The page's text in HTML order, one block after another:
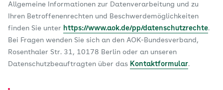
Allgemeine Informationen zur Datenverarbeitung und zu
Ihren Betroffenenrechten und Beschwerdemöglichkeiten
finden Sie unter https://www.aok.de/pp/datenschutzrechte.
Bei Fragen wenden Sie sich an den AOK-Bundesverband,
Rosenthaler Str. 31, 10178 Berlin oder an unseren
Datenschutzbeauftragten über das Kontaktformular.